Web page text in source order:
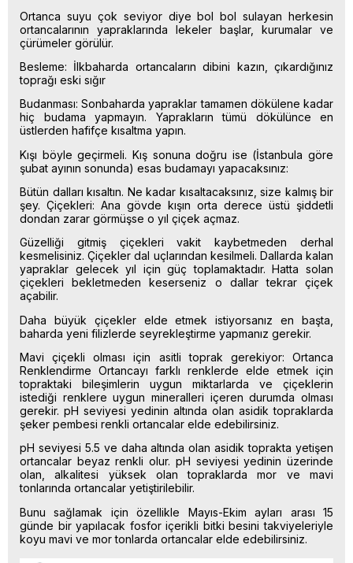
Ortanca suyu çok seviyor diye bol bol sulayan herkesin
ortancalarının yapraklarında lekeler başlar, kurumalar ve
çürümeler görülür.
Besleme: İlkbaharda ortancaların dibini kazın, çıkardığınız
toprağı eski sığır
Budanması: Sonbaharda yapraklar tamamen dökülene kadar
hiç budama yapmayın. Yaprakların tümü dökülünce en
üstlerden hafifçe kısaltma yapın.
Kışı böyle geçirmeli. Kış sonuna doğru ise (İstanbula göre
şubat ayının sonunda) esas budamayı yapacaksınız:
Bütün dalları kısaltın. Ne kadar kısaltacaksınız, size kalmış bir
şey. Çiçekleri: Ana gövde kışın orta derece üstü şiddetli
dondan zarar görmüşse o yıl çiçek açmaz.
Güzelliği gitmiş çiçekleri vakit kaybetmeden derhal
kesmelisiniz. Çiçekler dal uçlarından kesilmeli. Dallarda kalan
yapraklar gelecek yıl için güç toplamaktadır. Hatta solan
çiçekleri bekletmeden keserseniz o dallar tekrar çiçek
açabilir.
Daha büyük çiçekler elde etmek istiyorsanız en başta,
baharda yeni filizlerde seyrekleştirme yapmanız gerekir.
Mavi çiçekli olması için asitli toprak gerekiyor: Ortanca
Renklendirme Ortancayı farklı renklerde elde etmek için
topraktaki bileşimlerin uygun miktarlarda ve çiçeklerin
istediği renklere uygun mineralleri içeren durumda olması
gerekir. pH seviyesi yedinin altında olan asidik topraklarda
şeker pembesi renkli ortancalar elde edebilirsiniz.
pH seviyesi 5.5 ve daha altında olan asidik toprakta yetişen
ortancalar beyaz renkli olur. pH seviyesi yedinin üzerinde
olan, alkalitesi yüksek olan topraklarda mor ve mavi
tonlarında ortancalar yetiştirilebilir.
Bunu sağlamak için özellikle Mayıs-Ekim ayları arası 15
günde bir yapılacak fosfor içerikli bitki besini takviyeleriyle
koyu mavi ve mor tonlarda ortancalar elde edebilirsiniz.